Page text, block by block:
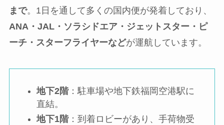
まで。1日を通して多くの国内便が発着しており、
ANA・JAL・ソラシドエア・ジェットスター・ピ
ーチ・スターフライヤーなどが運航しています。
地下2階：駐車場や地下鉄福岡空港駅に
直結。
地下1階：到着ロビーがあり、手荷物受